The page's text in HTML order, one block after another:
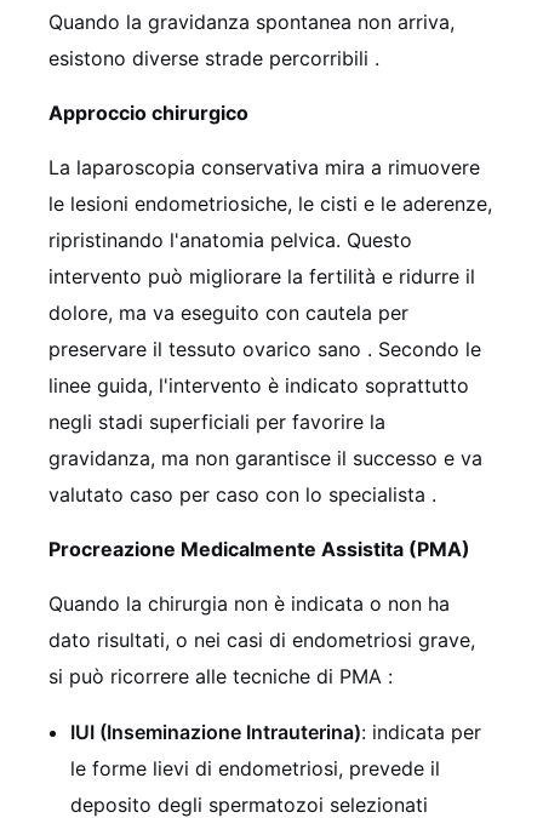
Quando la gravidanza spontanea non arriva,
esistono diverse strade percorribili .
Approccio chirurgico
La laparoscopia conservativa mira a rimuovere
le lesioni endometriosiche, le cisti e le aderenze,
ripristinando l'anatomia pelvica. Questo
intervento può migliorare la fertilità e ridurre il
dolore, ma va eseguito con cautela per
preservare il tessuto ovarico sano . Secondo le
linee guida, l'intervento è indicato soprattutto
negli stadi superficiali per favorire la
gravidanza, ma non garantisce il successo e va
valutato caso per caso con lo specialista .
Procreazione Medicalmente Assistita (PMA)
Quando la chirurgia non è indicata o non ha
dato risultati, o nei casi di endometriosi grave,
si può ricorrere alle tecniche di PMA :
IUI (Inseminazione Intrauterina): indicata per
le forme lievi di endometriosi, prevede il
deposito degli spermatozoi selezionati